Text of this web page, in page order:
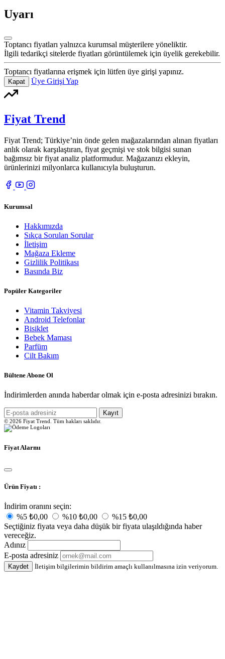
Uyarı
Toptancı fiyatları yalnızca kurumsal müşterilere yöneliktir.
İlgili tedarikçi sitelerde fiyatları görüntülemek için üyelik gerekebilir.
Toptancı fiyatlarına erişmek için lütfen üye girişi yapınız.
Kapat Üye Girişi Yap
Fiyat Trend
Fiyat Trend; Türkiye’nin önde gelen mağazalarından alınan fiyatları
anlık olarak karşılaştıran, fiyat geçmişi ve stok bilgisi sunan
bağımsız bir fiyat analiz platformudur. Mağazanızı ekleyin,
ürünlerinizi milyonlarca kullanıcıyla buluşturun.
Kurumsal
Hakkımızda
Sıkça Sorulan Sorular
İletişim
Mağaza Ekleme
Gizlilik Politikası
Basında Biz
Popüler Kategoriler
Vitamin Takviyesi
Android Telefonlar
Bisiklet
Bebek Maması
Parfüm
Cilt Bakım
Bültene Abone Ol
İndirimlerden anında haberdar olmak için e-posta adresinizi bırakın.
Kayıt
© 2026 Fiyat Trend. Tüm hakları saklıdır.
Fiyat Alarmı
Ürün Fiyatı :
İndirim oranını seçin:
%5 ₺0,00 %10 ₺0,00 %15 ₺0,00
Seçtiğiniz fiyata veya daha düşük bir fiyata ulaşıldığında haber
vereceğiz.
Adınız
E-posta adresiniz
Kaydet İletişim bilgilerimin bildirim amaçlı kullanılmasına izin veriyorum.